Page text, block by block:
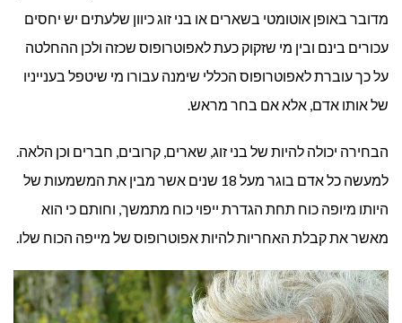
מדובר באופן אוטומטי בשארים או בני זוג כיוון שלעתים יש יחסים
עכורים בינם ובין מי שזקוק כעת לאפוטרופוס שכזה ולכן ההחלטה
על כך עוברת לאפוטרופוס הכללי שימנה עבורו מי שיטפל בענייניו
של אותו אדם, אלא אם בחר מראש.
הבחירה יכולה להיות של בני זוג, שארים, קרובים, חברים וכן הלאה.
למעשה כל אדם בוגר מעל 18 שנים אשר מבין את המשמעות של
היותו מיופה כוח תחת הגדרת ייפוי כוח מתמשך, וחותם כי הוא
מאשר את קבלת האחריות להיות אפוטרופוס של מייפה הכוח שלו.